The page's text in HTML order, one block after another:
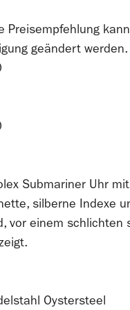
Preis­empfehlung
geändert werden.
Oystersteel